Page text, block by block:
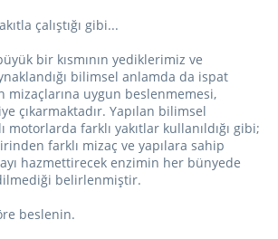
çalıştığı gibi...
bir kısmının yediklerimiz ve
bilimsel anlamda da ispat
uygun beslenmemesi,
çıkarmaktadır. Yapılan bilimsel
motorlarda farklı yakıtlar kullanıldığı gibi;
farklı mizaç ve yapılara sahip
hazmettirecek enzimin her bünyede
belirlenmiştir.
beslenin.